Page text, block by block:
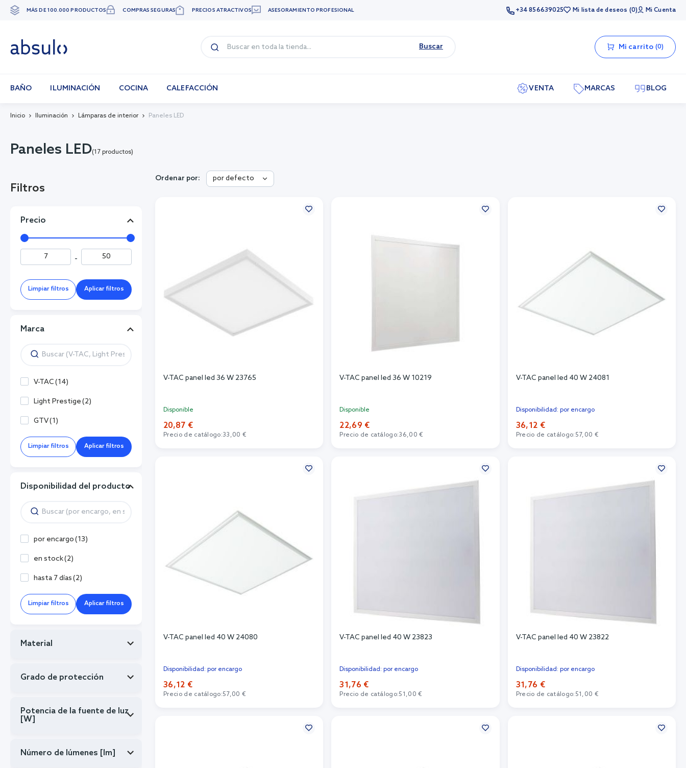
Ir
MÁS DE 100.000 PRODUCTOS COMPRAS SEGURAS PRECIOS ATRACTIVOS ASESORAMIENTO PROFESIONAL +34 856639025 Mi lista de deseos 0 Mi Cuenta
Buscar Mi carrito 0
BAÑO ILUMINACIÓN COCINA CALEFACCIÓN VENTA MARCAS BLOG
Inicio Iluminación Lámparas de interior Paneles LED
Paneles LED(17 productos)
Ordenar por: por defecto
V-TAC panel led 36 W 23765
Disponible
20,87 €
Precio de catálogo:33,00 €
V-TAC panel led 36 W 10219
Disponible
22,69 €
Precio de catálogo:36,00 €
V-TAC panel led 40 W 24081
Disponibilidad: por encargo
36,12 €
Precio de catálogo: 57,00 €
V-TAC panel led 40 W 24080
Disponibilidad: por encargo
36,12 €
Precio de catálogo:57,00 €
V-TAC panel led 40 W 23823
Disponibilidad: por encargo
31,76 €
Precio de catálogo:51,00 €
V-TAC panel led 40 W 23822
Disponibilidad: por encargo
31,76 €
Precio de catálogo: 51,00 €
Filtros
Precio
-
Limpiar filtros Aplicar filtros
Marca
V-TAC(14)
Light Prestige(2)
GTV(1)
Limpiar filtros Aplicar filtros
Disponibilidad del producto
por encargo(13)
en stock(2)
hasta 7 días(2)
Limpiar filtros Aplicar filtros
Material
Grado de protección
Potencia de la fuente de luz
[W]
Número de lúmenes [lm]